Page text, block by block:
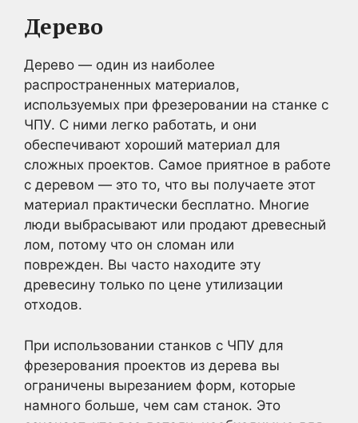
Дерево
Дерево — один из наиболее
распространенных материалов,
используемых при фрезеровании на станке с
ЧПУ. С ними легко работать, и они
обеспечивают хороший материал для
сложных проектов. Самое приятное в работе
с деревом — это то, что вы получаете этот
материал практически бесплатно. Многие
люди выбрасывают или продают древесный
лом, потому что он сломан или
поврежден. Вы часто находите эту
древесину только по цене утилизации
отходов.
При использовании станков с ЧПУ для
фрезерования проектов из дерева вы
ограничены вырезанием форм, которые
намного больше, чем сам станок. Это